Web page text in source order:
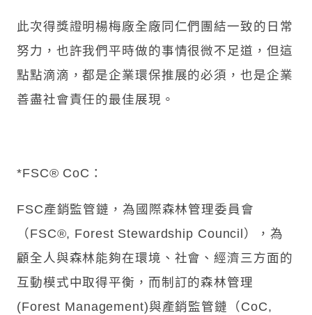
此次得獎證明楊梅廠全廠同仁們團結一致的日常
努力，也許我們平時做的事情很微不足道，但這
點點滴滴，都是企業環保推展的必須，也是企業
善盡社會責任的最佳展現。
*FSC® CoC：
FSC產銷監管鏈，為國際森林管理委員會
（FSC®, Forest Stewardship Council），為
顧全人與森林能夠在環境、社會、經濟三方面的
互動模式中取得平衡，而制訂的森林管理
(Forest Management)與產銷監管鏈（CoC,